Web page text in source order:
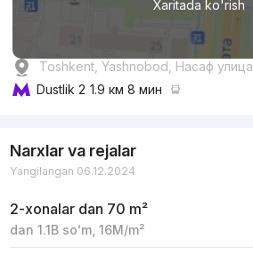
Xaritada ko'rish
Toshkent, Yashnobod, Насаф улица
Dustlik 2 1.9 км 8 мин
Narxlar va rejalar
Yangilangan 06.12.2024
2-xonalar dan 70 m²
dan 1.1B soʻm, 16M/m²